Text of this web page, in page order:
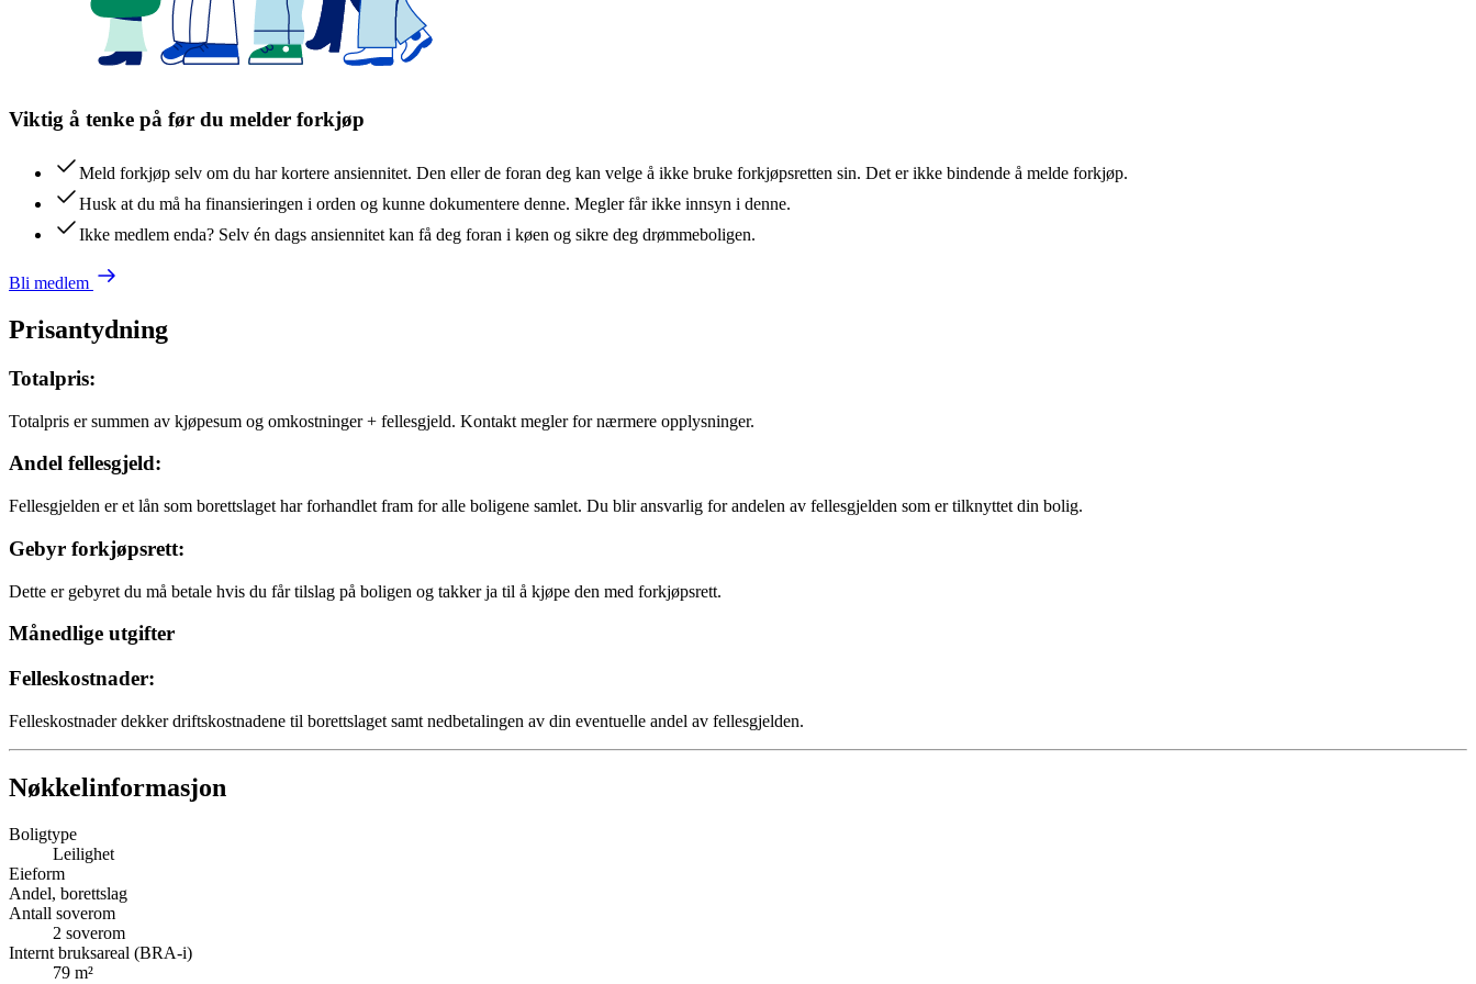
Viktig å tenke på før du melder forkjøp
Meld forkjøp selv om du har kortere ansiennitet. Den eller de foran deg kan velge å ikke bruke forkjøpsretten sin. Det er ikke bindende å melde forkjøp.
Husk at du må ha finansieringen i orden og kunne dokumentere denne. Megler får ikke innsyn i denne.
Ikke medlem enda? Selv én dags ansiennitet kan få deg foran i køen og sikre deg drømmeboligen.
Bli medlem
Prisantydning
Totalpris:
Totalpris er summen av kjøpesum og omkostninger + fellesgjeld. Kontakt megler for nærmere opplysninger.
Andel fellesgjeld:
Fellesgjelden er et lån som borettslaget har forhandlet fram for alle boligene samlet. Du blir ansvarlig for andelen av fellesgjelden som er tilknyttet din bolig.
Gebyr forkjøpsrett:
Dette er gebyret du må betale hvis du får tilslag på boligen og takker ja til å kjøpe den med forkjøpsrett.
Månedlige utgifter
Felleskostnader:
Felleskostnader dekker driftskostnadene til borettslaget samt nedbetalingen av din eventuelle andel av fellesgjelden.
Nøkkelinformasjon
Boligtype
Leilighet
Eieform
Andel, borettslag
Antall soverom
2 soverom
Internt bruksareal (BRA-i)
79 m²